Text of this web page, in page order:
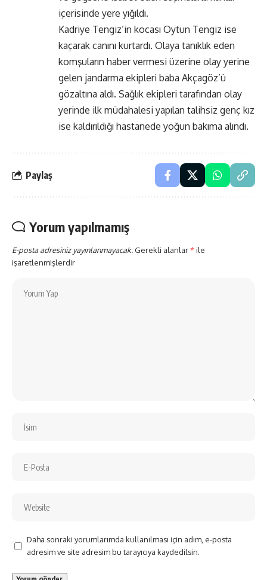
içerisinde yere yığıldı.
Kadriye Tengiz’in kocası Oytun Tengiz ise
kaçarak canını kurtardı. Olaya tanıklık eden
komşuların haber vermesi üzerine olay yerine
gelen jandarma ekipleri baba Akçagöz’ü
gözaltına aldı. Sağlık ekipleri tarafından olay
yerinde ilk müdahalesi yapılan talihsiz genç kız
ise kaldırıldığı hastanede yoğun bakıma alındı.
Paylaş
Yorum yapılmamış
E-posta adresiniz yayınlanmayacak. Gerekli alanlar*ile
işaretlenmişlerdir
Daha sonraki yorumlarımda kullanılması için adım, e-posta
adresim ve site adresim bu tarayıcıya kaydedilsin.